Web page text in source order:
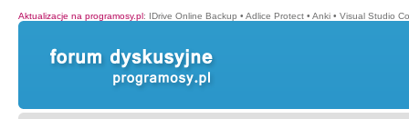
Aktualizacje na programosy.pl: IDrive Online Backup • Adlice Protect • Anki • Visual Studio